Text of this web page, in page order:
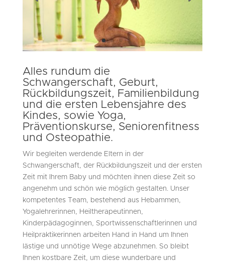
Alles rundum die
Schwangerschaft, Geburt,
Rückbildungszeit, Familienbildung
und die ersten Lebensjahre des
Kindes, sowie Yoga,
Präventionskurse, Seniorenfitness
und Osteopathie.
Wir begleiten werdende Eltern in der
Schwangerschaft, der Rückbildungszeit und der ersten
Zeit mit Ihrem Baby und möchten ihnen diese Zeit so
angenehm und schön wie möglich gestalten. Unser
kompetentes Team, bestehend aus Hebammen,
Yogalehrerinnen, Heiltherapeutinnen,
Kinderpädagoginnen, Sportwissenschaftlerinnen und
Heilpraktikerinnen arbeiten Hand in Hand um Ihnen
lästige und unnötige Wege abzunehmen. So bleibt
Ihnen kostbare Zeit, um diese wunderbare und